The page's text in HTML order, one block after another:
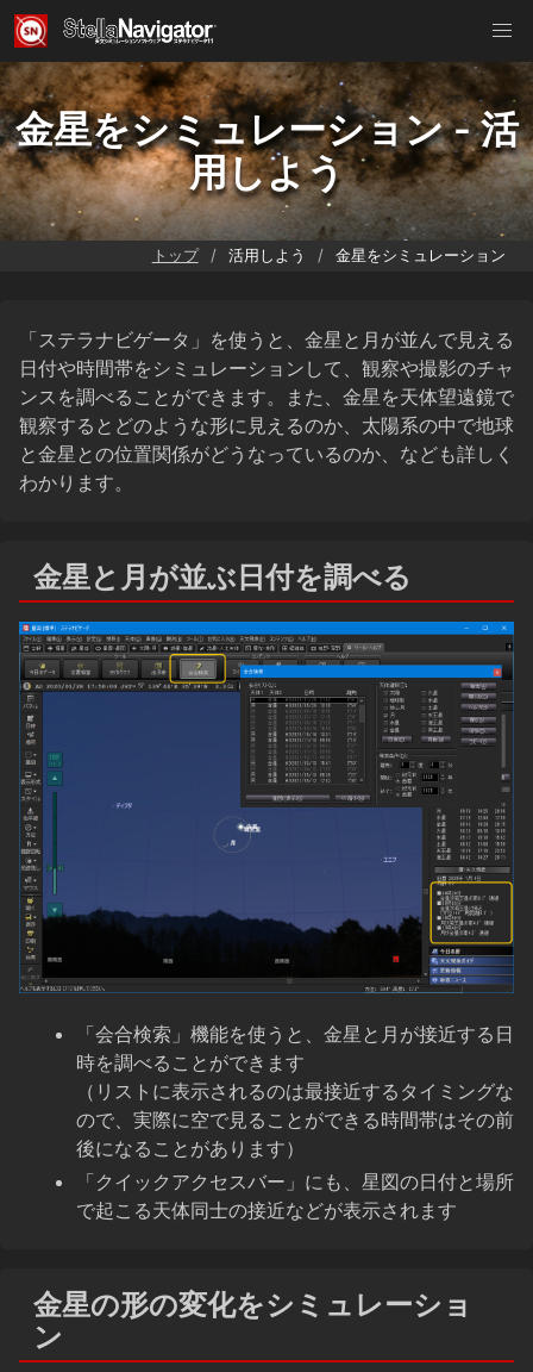
金星をシミュレーション - 活
用しよう
トップ 活用しよう 金星をシミュレーション
「ステラナビゲータ」を使うと、金星と月が並んで見える
日付や時間帯をシミュレーションして、観察や撮影のチャ
ンスを調べることができます。また、金星を天体望遠鏡で
観察するとどのような形に見えるのか、太陽系の中で地球
と金星との位置関係がどうなっているのか、なども詳しく
わかります。
金星と月が並ぶ日付を調べる
「会合検索」機能を使うと、金星と月が接近する日
時を調べることができます
（リストに表示されるのは最接近するタイミングな
ので、実際に空で見ることができる時間帯はその前
後になることがあります）
「クイックアクセスバー」にも、星図の日付と場所
で起こる天体同士の接近などが表示されます
金星の形の変化をシミュレーショ
ン